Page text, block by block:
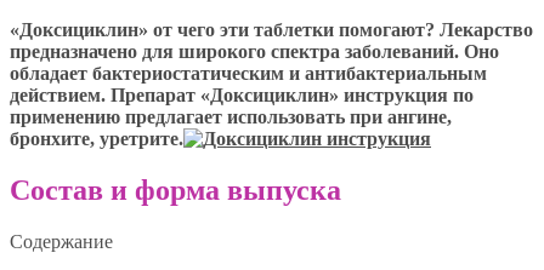
«Доксициклин» от чего эти таблетки помогают? Лекарство
предназначено для широкого спектра заболеваний. Оно
обладает бактериостатическим и антибактериальным
действием. Препарат «Доксициклин» инструкция по
применению предлагает использовать при ангине,
бронхите, уретрите.
Состав и форма выпуска
Содержание